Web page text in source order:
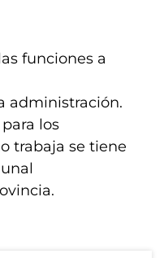
funciones a
administración.
los
trabaja se tiene